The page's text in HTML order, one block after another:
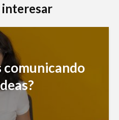
interesar
comunicando